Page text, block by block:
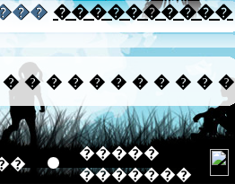
����������
� � � � � � � � � � �
�����
�������